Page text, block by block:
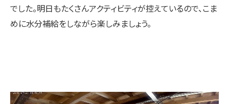
でした。明日もたくさんアクティビティが控えているので、こま
めに水分補給をしながら楽しみましょう。